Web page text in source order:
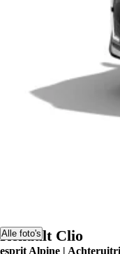
Alle foto's
Renault Clio
esprit Alpine |